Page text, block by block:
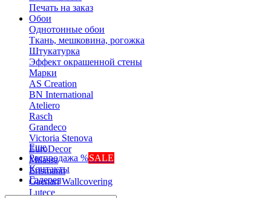
Печать на заказ
Обои
Однотонные обои
Ткань, мешковина, рогожка
Штукатурка
Эффект окрашенной стены
Марки
AS Creation
BN International
Ateliero
Rasch
Grandeco
Victoria Stenova
EuroDecor
Milassa
Erismann
Gaenari Wallcovering
Lutece
Еще
Распродажа %SALE
Контакты
Галерея